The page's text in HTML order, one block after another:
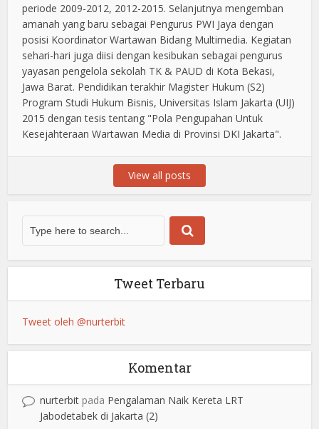
periode 2009-2012, 2012-2015. Selanjutnya mengemban
amanah yang baru sebagai Pengurus PWI Jaya dengan
posisi Koordinator Wartawan Bidang Multimedia. Kegiatan
sehari-hari juga diisi dengan kesibukan sebagai pengurus
yayasan pengelola sekolah TK & PAUD di Kota Bekasi,
Jawa Barat. Pendidikan terakhir Magister Hukum (S2)
Program Studi Hukum Bisnis, Universitas Islam Jakarta (UIJ)
2015 dengan tesis tentang "Pola Pengupahan Untuk
Kesejahteraan Wartawan Media di Provinsi DKI Jakarta".
View all posts
Tweet Terbaru
Tweet oleh @nurterbit
Komentar
nurterbit pada Pengalaman Naik Kereta LRT
Jabodetabek di Jakarta (2)